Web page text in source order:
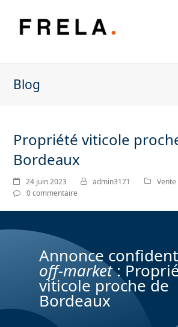
Blog
Propriété viticole
Bordeaux
24 juin 2023 admin3171
0 commentaire
Annonce
off-market:
viticole proche de
Bordeaux